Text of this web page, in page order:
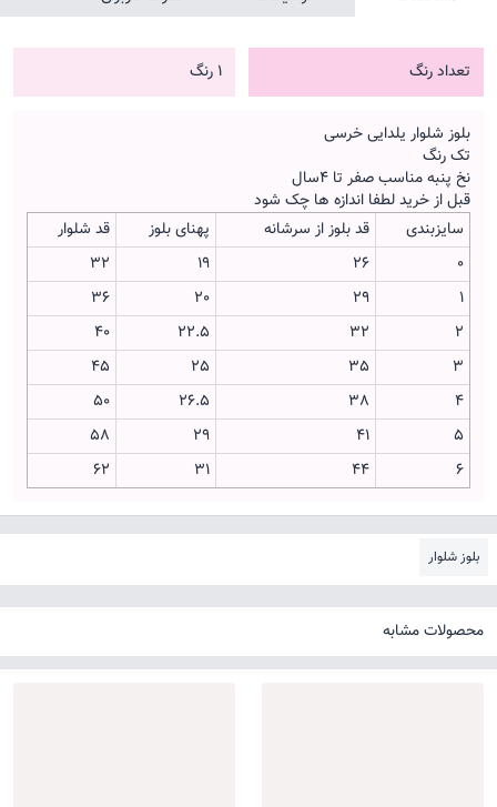
تعداد رنگ 1 رنگ
بلوز شلوار یلدایی خرسی
تک رنگ
نخ پنبه مناسب صفر تا 4سال
قبل از خرید لطفا اندازه ها چک شود
سایزبندی
قد بلوز از سرشانه پهنای بلوز
قد شلوار
0
26
19
32
1
29
20
36
2
32
22.5
40
3
35
25
45
4
38
26.5
50
5
41
29
58
6
44
31
62
بلوز شلوار
محصولات مشابه